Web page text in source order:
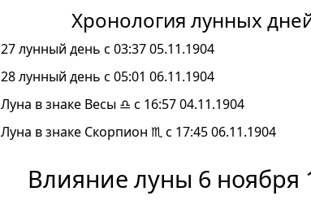
Хронология лунных
27 лунный день с 03:37 05.11.1904
28 лунный день с 05:01 06.11.1904
Луна в знаке Весы ♎ с 16:57 04.11.1904
Луна в знаке Скорпион ♏ с 17:45 06.11.1904
Влияние луны 6 ноября